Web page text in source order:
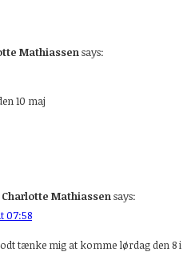
Mathiassensays:
10 maj
Charlotte Mathiassensays:
07:58
tænke mig at komme lørdag den 8 i